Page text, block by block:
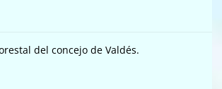
del concejo de Valdés.